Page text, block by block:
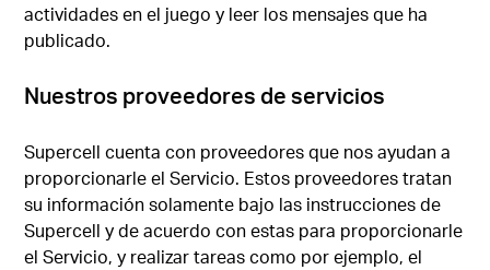
actividades en el juego y leer los mensajes que ha
publicado.
Nuestros proveedores de servicios
Supercell cuenta con proveedores que nos ayudan a
proporcionarle el Servicio. Estos proveedores tratan
su información solamente bajo las instrucciones de
Supercell y de acuerdo con estas para proporcionarle
el Servicio, y realizar tareas como por ejemplo, el